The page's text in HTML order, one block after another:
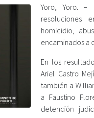
Yoro, Yoro. –
resoluciones
homicidio,
encaminados a
En los
Ariel Castro
también a
a Faustino
detención